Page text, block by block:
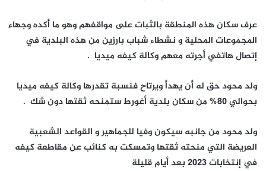
عرف سكان هذه المنطقة بالثبات على مواقفهم وهو ما أكده وجهاء
المجموعات المحلية و نشطاء شباب بارزين من هذه البلدية في
إتصال هاتفي أجرته معهم وكالة كيفه ميديا .
ولد محود حق له أن يهدأ ويرتاح فنسبة تقدرها وكالة كيفه ميديا
بحوالي 80% من سكان بلدية أغورط ستمنحه ثقتها دون شك .
ولد محود من جانبه سيكون وفيا للجماهير و القواعد الشعبية
العريضة التي منحته ثقتها وتمسكت به كنائب عن مقاطعة كيفه
في إنتخابات 2023 بعد أيام قليلة